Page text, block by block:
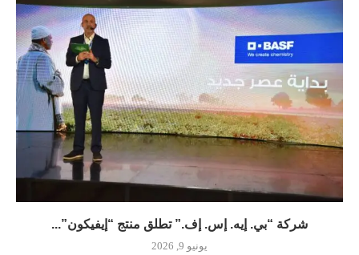
شركة “بي. إيه. إس. إف.” تطلق منتج “إيفيكون”...
يونيو 9, 2026